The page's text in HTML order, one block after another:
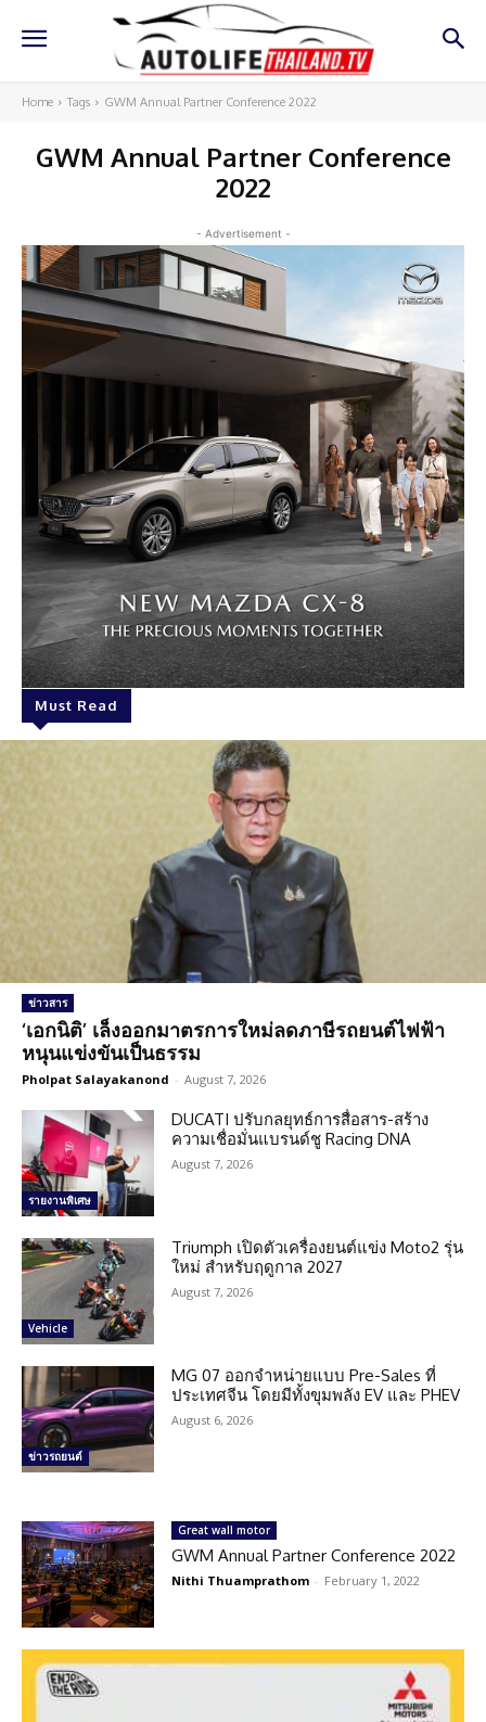
Home Tags GWM Annual Partner Conference 2022
GWM Annual Partner Conference
2022
- Advertisement -
Must Read
ข่าวสาร
‘เอกนิติ’ เล็งออกมาตรการใหม่ลดภาษีรถยนต์ไฟฟ้า
หนุนแข่งขันเป็นธรรม
Pholpat Salayakanond - August 7, 2026
รายงานพิเศษ
DUCATI ปรับกลยุทธ์การสื่อสาร-สร้าง
ความเชื่อมั่นแบรนด์ชู Racing DNA
August 7, 2026
Vehicle
Triumph เปิดตัวเครื่องยนต์แข่ง Moto2 รุ่น
ใหม่ สำหรับฤดูกาล 2027
August 7, 2026
ข่าวรถยนต์
MG 07 ออกจำหน่ายแบบ Pre-Sales ที่
ประเทศจีน โดยมีทั้งขุมพลัง EV และ PHEV
August 6, 2026
Great wall motor
GWM Annual Partner Conference 2022
Nithi Thuamprathom - February 1, 2022